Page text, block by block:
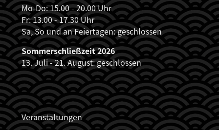
Mo-Do: 15.00 - 20.00 Uhr
Fr: 13.00 - 17.30 Uhr
Sa, So und an Feiertagen: geschlossen
Sommerschließzeit 2026
13. Juli - 21. August: geschlossen
JDZB_FUSSZEILENMENÜ
Veranstaltungen